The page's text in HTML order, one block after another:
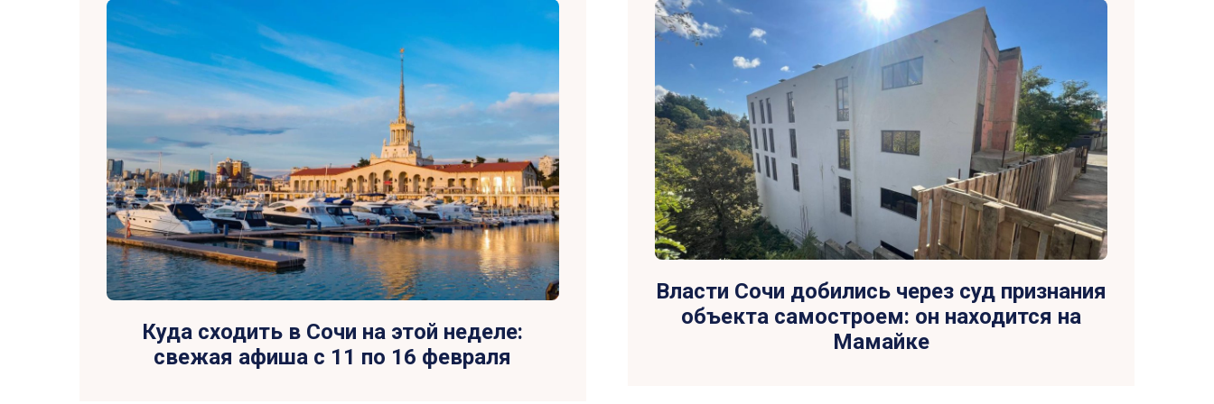
Куда сходить в Сочи на этой неделе:
свежая афиша с 11 по 16 февраля
Власти Сочи добились через суд признания
объекта самостроем: он находится на
Мамайке